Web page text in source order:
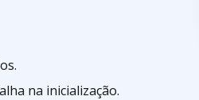
na inicialização.